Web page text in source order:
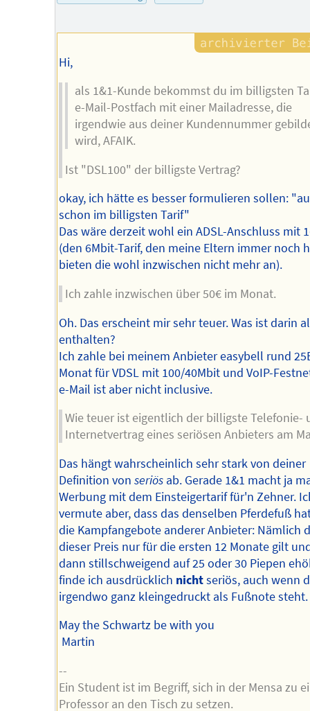
Hi,
als 1&1-Kunde bekommst du im billigsten
e-Mail-Postfach mit einer Mailadresse, die
irgendwie aus deiner Kundennummer
wird, AFAIK.
Ist "DSL100" der billigste Vertrag?
okay, ich hätte es besser formulieren sollen:
schon im billigsten Tarif"
Das wäre derzeit wohl ein ADSL-Anschluss mit
(den 6Mbit-Tarif, den meine Eltern immer noch
bieten die wohl inzwischen nicht mehr an).
Ich zahle inzwischen über 50€ im Monat.
Oh. Das erscheint mir sehr teuer. Was ist darin
enthalten?
Ich zahle bei meinem Anbieter easybell rund
Monat für VDSL mit 100/40Mbit und VoIP-
e-Mail ist aber nicht inclusive.
Wie teuer ist eigentlich der billigste Telefonie-
Internetvertrag eines seriösen Anbieters am
Das hängt wahrscheinlich sehr stark von deiner
Definition von seriösab. Gerade 1&1 macht ja
Werbung mit dem Einsteigertarif für'n Zehner.
vermute aber, dass das denselben Pferdefuß
die Kampfangebote anderer Anbieter: Nämlich
dieser Preis nur für die ersten 12 Monate gilt
dann stillschweigend auf 25 oder 30 Piepen
finde ich ausdrücklich nichtseriös, auch wenn
irgendwo ganz kleingedruckt als Fußnote steht.
May the Schwartz be with you
Martin
--
Ein Student ist im Begriff, sich in der Mensa zu
Professor an den Tisch zu setzen.